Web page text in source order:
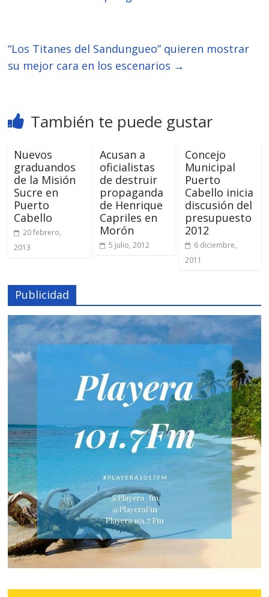
“Los Titanes del Sandungueo” quieren mostrar
su mejor cara en los escenarios →
También te puede gustar
Nuevos
graduandos
de la Misión
Sucre en
Puerto
Cabello
20 febrero,
2013
Acusan a
oficialistas
de destruir
propaganda
de Henrique
Capriles en
Morón
5 julio, 2012
Concejo
Municipal
Puerto
Cabello inicia
discusión del
presupuesto
2012
6 diciembre,
2011
Publicidad